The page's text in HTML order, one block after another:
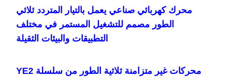
محرك كهربائي صناعي يعمل بالتيار المتردد ثلاثي
الطور مصمم للتشغيل المستمر في مختلف
التطبيقات والبيئات الثقيلة
محركات غير متزامنة ثلاثية الطور من سلسلة YE2